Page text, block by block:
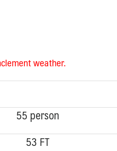
weather.
55 person
53 FT